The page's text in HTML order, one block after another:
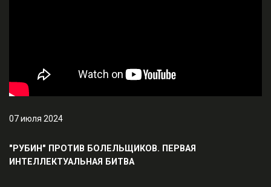
07 июля 2024
"РУБИН" ПРОТИВ БОЛЕЛЬЩИКОВ. ПЕРВАЯ
ИНТЕЛЛЕКТУАЛЬНАЯ БИТВА